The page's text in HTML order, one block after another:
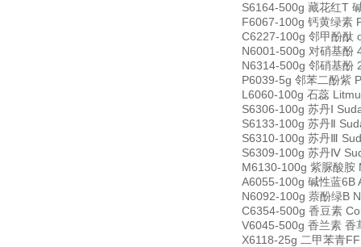
S6164-500g 藏花红T
F6067-100g 钙黄绿素
C6227-100g 邻甲酚酞
N6001-500g 对硝基酚
N6314-500g 邻硝基酚
P6039-5g 邻苯二酚紫
L6060-100g 石蕊
S6306-100g 苏丹Ⅰ
S6133-100g 苏丹Ⅱ
S6310-100g 苏丹Ⅲ
S6309-100g 苏丹Ⅳ
M6130-100g 紫脲酸胺
A6055-100g 碱性蓝6B
N6092-100g 萘酚绿B
C6354-500g 香豆素
V6045-500g 香兰素 香
X6118-25g 二甲苯青